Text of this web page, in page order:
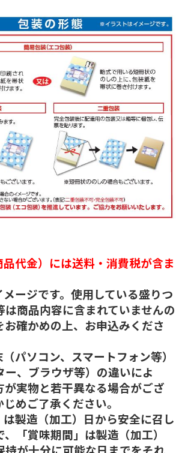
代金）には送料・消費税が含ま
ージです。使用している盛りつ
は商品内容に含まれていませんの
お確かめの上、お申込みくださ
パソコン、スマートフォン等）
ー、ブラウザ等）の違いによ
が実物と若干異なる場合がござ
めご了承ください。
製造（加工）日から安全に召し
「賞味期間」は製造（加工）